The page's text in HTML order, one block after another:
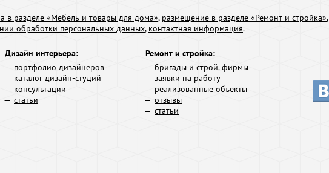
в разделе «Мебель и товары для дома», размещение в разделе «Ремонт и стройка»,
обработки персональных данных, контактная информация.
Дизайн интерьера:
портфолио дизайнеров
каталог дизайн-студий
консультации
статьи
Ремонт и стройка:
бригады и строй. фирмы
заявки на работу
реализованные объекты
отзывы
статьи